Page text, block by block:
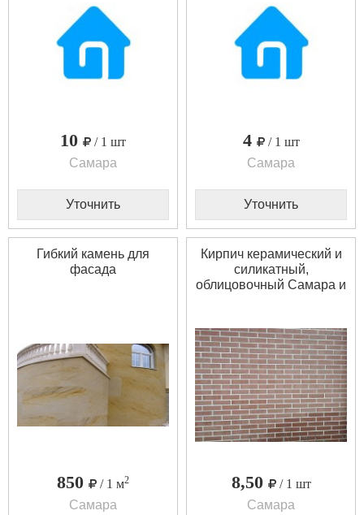
10
/ 1 шт
Самара
Уточнить
4
/ 1 шт
Самара
Уточнить
Гибкий камень для
фасада
850 / 1 м2
Самара
Кирпич керамический и
силикатный,
облицовочный Самара и
8,50
/ 1 шт
Самара